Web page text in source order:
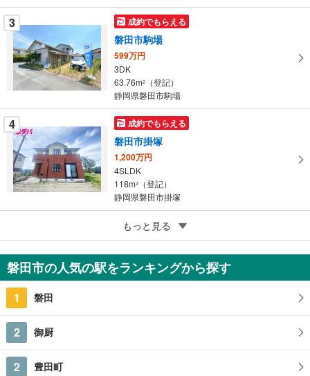
に
保
存
す
る
3 成約でもらえる
磐田市駒場
599万円
3DK
63.76m2
（登記）
静岡県磐田市駒場
4 成約でもらえる
磐田市掛塚
1,200万円
4SLDK
118m2
（登記）
静岡県磐田市掛塚
成約でもらえる
磐田市一色
1,699万円
6LDK
もっと見る
磐田市の人気の駅をランキングから探す
1 磐田
2 御厨
2 豊田町